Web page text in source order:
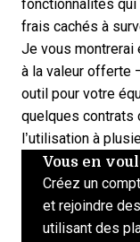
fonctionnalités
frais cachés à
Je vous montrerai
à la valeur offerte
outil pour votre
quelques contrats
l’utilisation à
Vous en
Créez un
et rejoindre
utilisant des